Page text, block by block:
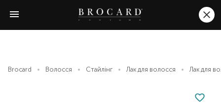
Brocard Волосся Стайлінг Лак для волосся Лак для